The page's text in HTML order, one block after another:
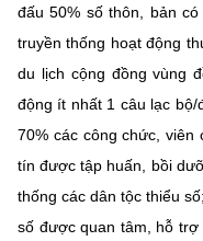
đấu 50% số thôn, bản
truyền thống hoạt động
du lịch cộng đồng vùng
động ít nhất 1 câu lạc bộ/
70% các công chức,
tín được tập huấn, bồi
thống các dân tộc thiểu
số được quan tâm, hỗ